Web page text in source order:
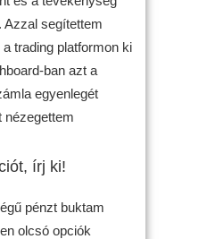
Azzal segítettem
trading platformon ki
ban azt a
egyenlegét
nézegettem
írj ki!
pénzt buktam
olcsó opciók